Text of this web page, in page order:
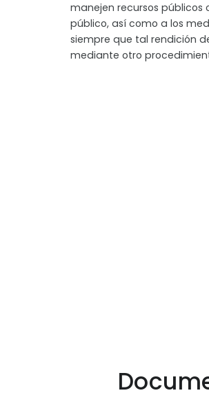
manejen recursos públicos
público, así como a los
siempre que tal rendición
mediante otro